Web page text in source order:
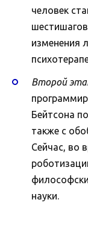
человек
изменения
Второй
Бейтсона
также с
Сейчас, во
науки.